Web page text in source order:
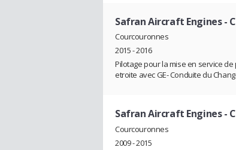
Safran Aircraft Engines-
Courcouronnes
2015 - 2016
Pilotage pour la mise en service
etroite avec GE- Conduite du
Safran Aircraft Engines-
Courcouronnes
2009 - 2015